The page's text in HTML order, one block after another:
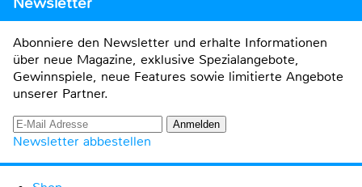
Abonniere den Newsletter und erhalte Informationen
über neue Magazine, exklusive Spezialangebote,
Gewinnspiele, neue Features sowie limitierte Angebote
unserer Partner.
Newsletter abbestellen